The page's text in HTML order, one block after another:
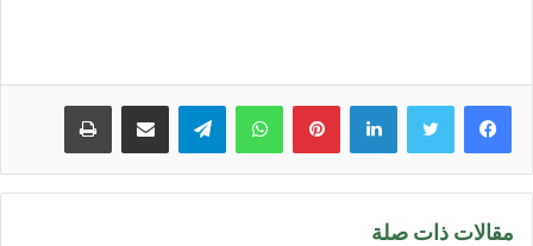
لينكدإن بينتيريستواتساب تيلقرام مشاركة عبر البريد طباعة
مقالات ذات صلة